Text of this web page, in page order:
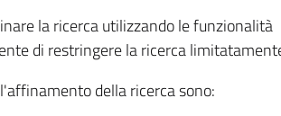
la ricerca utilizzando le
di restringere la ricerca
della ricerca sono: